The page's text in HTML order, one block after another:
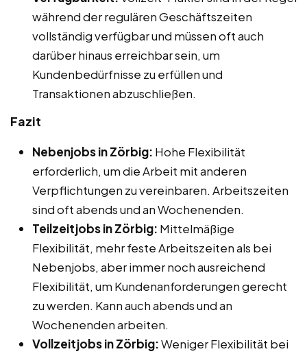
während der regulären Geschäftszeiten
vollständig verfügbar und müssen oft auch
darüber hinaus erreichbar sein, um
Kundenbedürfnisse zu erfüllen und
Transaktionen abzuschließen.
Fazit
Nebenjobs in Zörbig: Hohe Flexibilität
erforderlich, um die Arbeit mit anderen
Verpflichtungen zu vereinbaren. Arbeitszeiten
sind oft abends und an Wochenenden.
Teilzeitjobs in Zörbig: Mittelmäßige
Flexibilität, mehr feste Arbeitszeiten als bei
Nebenjobs, aber immer noch ausreichend
Flexibilität, um Kundenanforderungen gerecht
zu werden. Kann auch abends und an
Wochenenden arbeiten.
Vollzeitjobs in Zörbig:Weniger Flexibilität bei